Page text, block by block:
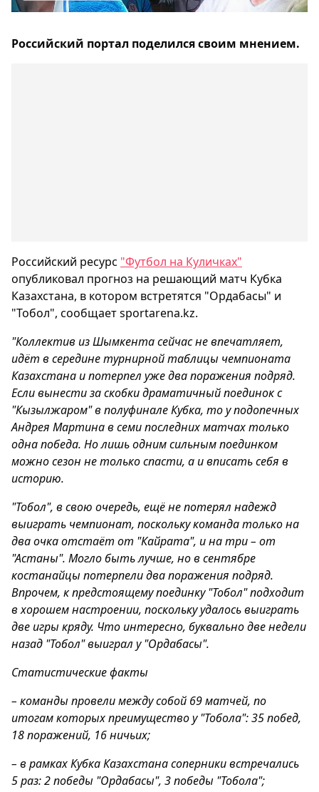
Российский портал поделился своим мнением.
Российский ресурс "Футбол на Куличках"
опубликовал прогноз на решающий матч Кубка
Казахстана, в котором встретятся "Ордабасы" и
"Тобол", сообщает sportarena.kz.
"Коллектив из Шымкента сейчас не впечатляет,
идёт в середине турнирной таблицы чемпионата
Казахстана и потерпел уже два поражения подряд.
Если вынести за скобки драматичный поединок с
"Кызылжаром" в полуфинале Кубка, то у подопечных
Андрея Мартина в семи последних матчах только
одна победа. Но лишь одним сильным поединком
можно сезон не только спасти, а и вписать себя в
историю.
"Тобол", в свою очередь, ещё не потерял надежд
выиграть чемпионат, поскольку команда только на
два очка отстаёт от "Кайрата", и на три – от
"Астаны". Могло быть лучше, но в сентябре
костанайцы потерпели два поражения подряд.
Впрочем, к предстоящему поединку "Тобол" подходит
в хорошем настроении, поскольку удалось выиграть
две игры кряду. Что интересно, буквально две недели
назад "Тобол" выиграл у "Ордабасы".
Статистические факты
– команды провели между собой 69 матчей, по
итогам которых преимущество у "Тобола": 35 побед,
18 поражений, 16 ничьих;
– в рамках Кубка Казахстана соперники встречались
5 раз: 2 победы "Ордабасы", 3 победы "Тобола";